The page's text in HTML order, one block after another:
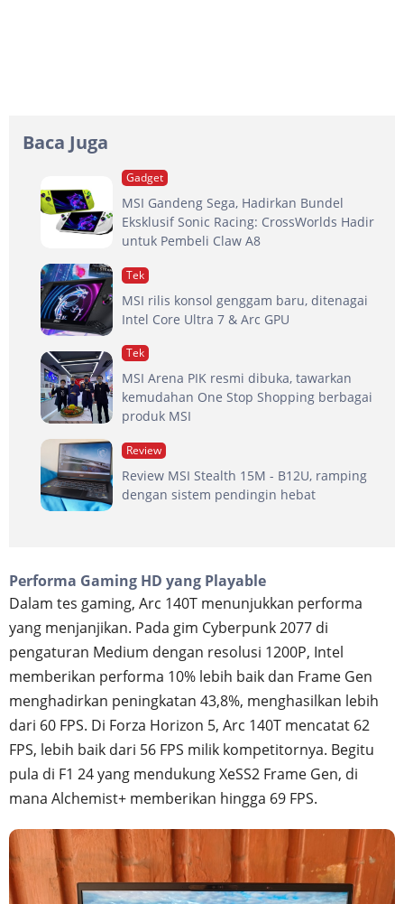
Baca Juga
Gadget
MSI Gandeng Sega, Hadirkan Bundel
Eksklusif Sonic Racing: CrossWorlds Hadir
untuk Pembeli Claw A8
Tek
MSI rilis konsol genggam baru, ditenagai
Intel Core Ultra 7 & Arc GPU
Tek
MSI Arena PIK resmi dibuka, tawarkan
kemudahan One Stop Shopping berbagai
produk MSI
Review
Review MSI Stealth 15M - B12U, ramping
dengan sistem pendingin hebat
Performa Gaming HD yang Playable
Dalam tes gaming, Arc 140T menunjukkan performa
yang menjanjikan. Pada gim Cyberpunk 2077 di
pengaturan Medium dengan resolusi 1200P, Intel
memberikan performa 10% lebih baik dan Frame Gen
menghadirkan peningkatan 43,8%, menghasilkan lebih
dari 60 FPS. Di Forza Horizon 5, Arc 140T mencatat 62
FPS, lebih baik dari 56 FPS milik kompetitornya. Begitu
pula di F1 24 yang mendukung XeSS2 Frame Gen, di
mana Alchemist+ memberikan hingga 69 FPS.